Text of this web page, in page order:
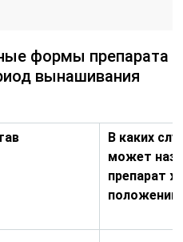
формы препарата
вынашивания
В каких
может
препарат
положении